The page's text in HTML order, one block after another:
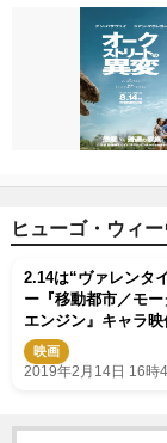
ヒューゴ・ウィ
2.14は“ヴァレンタ
ー『移動都市／モー
エンジン』キャラ
映画
2019年2月14日 16時